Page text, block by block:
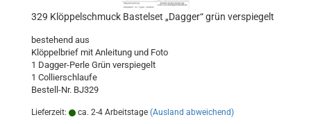
329 Klöppelschmuck Bastelset „Dagger“ grün verspiegelt
bestehend aus
Klöppelbrief mit Anleitung und Foto
1 Dagger-Perle Grün verspiegelt
1 Collierschlaufe
Bestell-Nr. BJ329
Lieferzeit: ca. 2-4 Arbeitstage (Ausland abweichend)